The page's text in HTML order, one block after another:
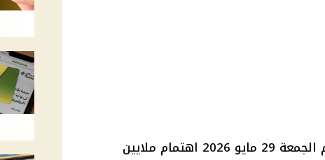
تتصدر أسعار السلع التموينية اليوم الجمعة 29 مايو 2026 اهتمام ملايين